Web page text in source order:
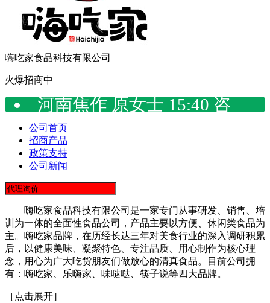
嗨吃家食品科技有限公司
火爆招商中
河南焦作 原女士 15:40 咨
询：
河南焦作 原女士 17:09 咨
询：
山西太原 刘志伟 11:39 留言
咨询公司
贵州六盘水 潘敏 18:56 留言
咨询公司
贵州毕节 潘敏 15:27 留言咨
询公司
山东 王 18:54 留言咨询公司
山东泰安 王 11:28 留言咨询
公司
公司首页
招商产品
政策支持
公司新闻
嗨吃家食品科技有限公司是一家专门从事研发、销售、培
训为一体的全面性食品公司，产品主要以方便、休闲类食品为
主。嗨吃家品牌，在历经长达三年对美食行业的深入调研积累
后，以健康美味、凝聚特色、专注品质、用心制作为核心理
念，用心为广大吃货朋友们做放心的清真食品。目前公司拥
有：嗨吃家、乐嗨家、味哒哒、筷子说等四大品牌。
［点击展开］